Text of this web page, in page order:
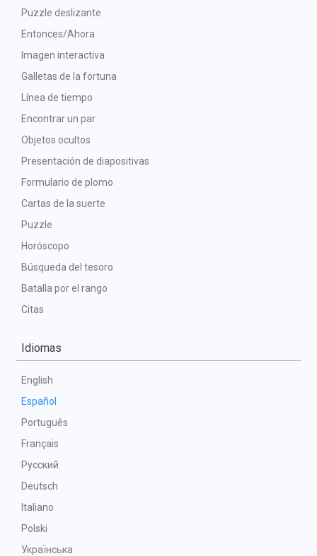
Puzzle deslizante
Entonces/Ahora
Imagen interactiva
Galletas de la fortuna
Línea de tiempo
Encontrar un par
Objetos ocultos
Presentación de diapositivas
Formulario de plomo
Cartas de la suerte
Puzzle
Horóscopo
Búsqueda del tesoro
Batalla por el rango
Citas
Idiomas
English
Español
Português
Français
Русский
Deutsch
Italiano
Polski
Українська